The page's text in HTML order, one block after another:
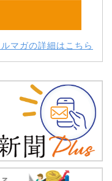
ルマガの詳細はこちら